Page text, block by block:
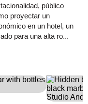
público
proyectar un
en un hotel, un
para una alta ro...